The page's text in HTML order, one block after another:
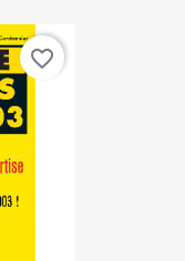
favorite_border